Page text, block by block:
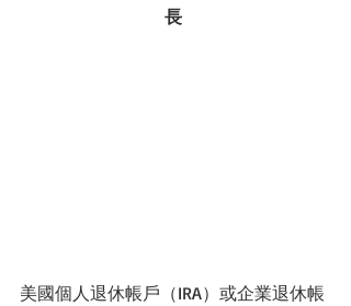
長
美國個人退休帳戶（IRA）或企業退休帳